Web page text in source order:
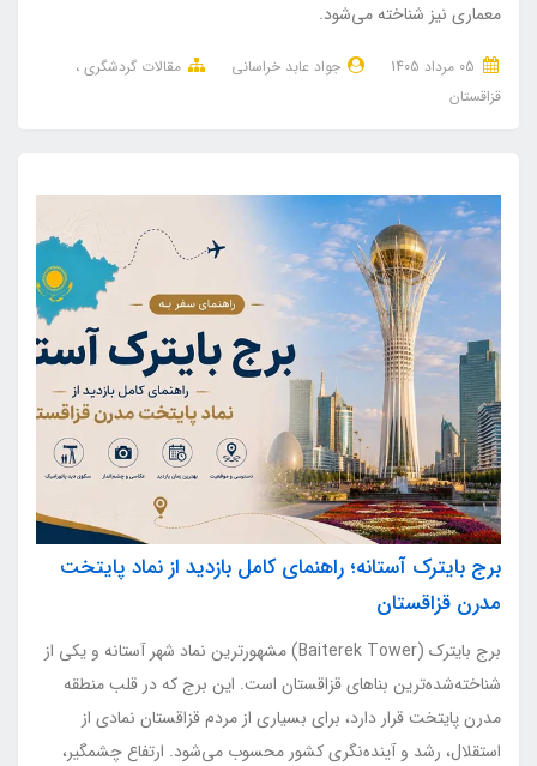
معماری نیز شناخته می‌شود.
جواد عابد خراسانی
مقالات گردشگری
قزاقستان
برج بایترک آستانه؛ راهنمای کامل بازدید از نماد پایتخت
مدرن قزاقستان
برج بایترک (Baiterek Tower) مشهورترین نماد شهر آستانه و یکی از
شناخته‌شده‌ترین بناهای قزاقستان است. این برج که در قلب منطقه
مدرن پایتخت قرار دارد، برای بسیاری از مردم قزاقستان نمادی از
استقلال، رشد و آینده‌نگری کشور محسوب می‌شود. ارتفاع چشمگیر،